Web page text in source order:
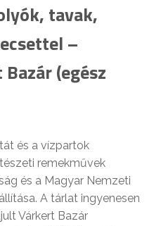
tavak,
–
(egész
és a vízpartok
remekművek
és a Magyar Nemzeti
A tárlat ingyenesen
Várkert Bazár